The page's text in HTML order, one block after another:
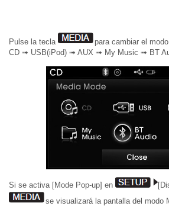
Pulse la tecla
para cambiar el
CD ➟ USB(iPod) ➟ AUX ➟ My Music ➟ BT
Si se activa [Mode Pop-up] en
se visualizará la pantalla del modo